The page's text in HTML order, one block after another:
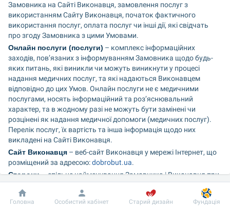
Замовника на Сайті Виконавця, замовлення послуг з
використанням Сайту Виконавця, початок фактичного
використання послуг, оплата послуг чи інші дії, які свідчать
про згоду Замовника з цими Умовами.
Онлайн послуги (послуги) – комплекс інформаційних
заходів, пов’язаних з інформуванням Замовника щодо будь-
яких питань, які виникли чи можуть виникнути у процесі
надання медичних послуг, та які надаються Виконавцем
відповідно до цих Умов. Онлайн послуги не є медичними
послугами, носять інформаційний та роз’яснювальний
характер, та в жодному разі не можуть бути замінені чи
розцінені як надання медичної допомоги (медичних послуг).
Перелік послуг, їх вартість та інша інформація щодо них
викладені на Сайті Виконавця.
Сайт Виконавця – веб-сайт Виконавця у мережі Інтернет, що
розміщений за адресою: dobrobut.ua.
Сторони – спільне найменування Замовника і Виконавця при
одночасному їх згадуванні у цих Умовах.
1.2. Права і обов’язки Сторін передбачені цими Умовами
надання онлайн послуг (надалі за текстом – Умови), а також
Добробут Інформація Пацієнту
Головна Особистий кабінет Старий дизайн Фундація